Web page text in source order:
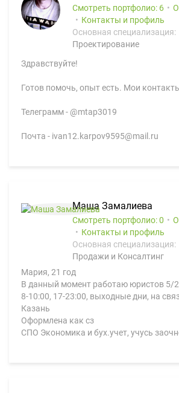
Смотреть портфолио: 6
Контакты и профиль
Основная специализация:
Проектирование
Здравствуйте!
Готов помочь, опыт есть. Мои
Телеграмм - @mtap3019
Почта - ivan12.karpov9595@mail.ru
Маша Замалиева
Смотреть портфолио: 0
Контакты и профиль
Основная специализация:
Продажи и Консалтинг
Мария, 21 год
В данный момент работаю юристов 5/
8-10:00, 17-23:00, выходные дни, на
Казань
Оформлена как сз
СПО Экономика и бух.учет, учусь